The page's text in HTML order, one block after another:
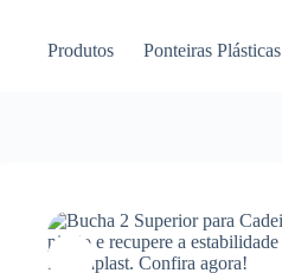
Produtos Ponteiras Plásticas